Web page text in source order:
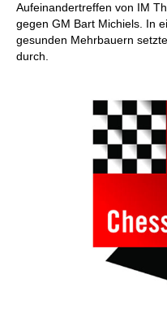
Aufeinandertreffen von IM
gegen GM Bart Michiels. In
gesunden Mehrbauern
durch.